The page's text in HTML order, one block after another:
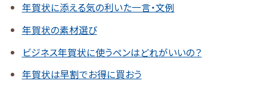
年賀状に添える気の利いた一言・文例
年賀状の素材選び
ビジネス年賀状に使うペンはどれがいいの？
年賀状は早割でお得に買おう